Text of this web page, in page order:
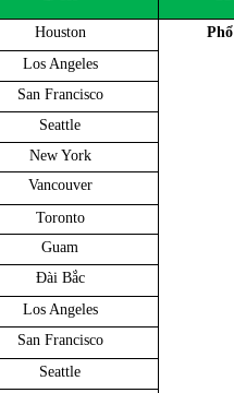
Houston
Los Angeles
San Francisco
Seattle
New York
Vancouver
Toronto
Guam
Đài Bắc
Los Angeles
San Francisco
Seattle